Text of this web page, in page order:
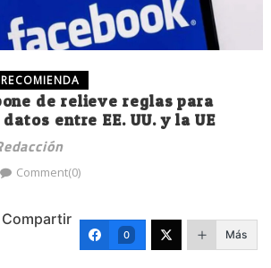
de relieve reglas para
entre EE. UU. y la UE
Comment(0)
Compartir
0 Más